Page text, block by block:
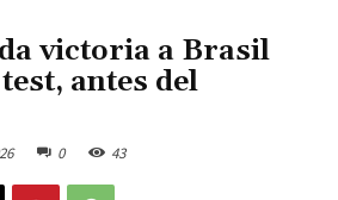
victoria a Brasil
antes del
0 43